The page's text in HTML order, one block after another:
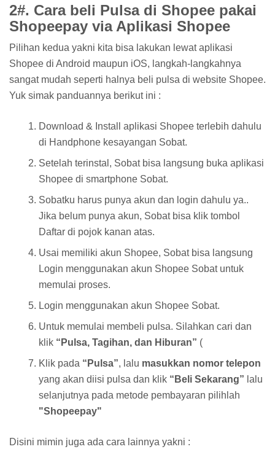
2#. Cara beli Pulsa di Shopee pakai
Shopeepay via Aplikasi Shopee
Pilihan kedua yakni kita bisa lakukan lewat aplikasi
Shopee di Android maupun iOS, langkah-langkahnya
sangat mudah seperti halnya beli pulsa di website Shopee.
Yuk simak panduannya berikut ini :
Download & Install aplikasi Shopee terlebih dahulu
di Handphone kesayangan Sobat.
Setelah terinstal, Sobat bisa langsung buka aplikasi
Shopee di smartphone Sobat.
Sobatku harus punya akun dan login dahulu ya..
Jika belum punya akun, Sobat bisa klik tombol
Daftar di pojok kanan atas.
Usai memiliki akun Shopee, Sobat bisa langsung
Login menggunakan akun Shopee Sobat untuk
memulai proses.
Login menggunakan akun Shopee Sobat.
Untuk memulai membeli pulsa. Silahkan cari dan
klik “Pulsa, Tagihan, dan Hiburan” (
Klik pada “Pulsa”, lalu masukkan nomor telepon
yang akan diisi pulsa dan klik “Beli Sekarang” lalu
selanjutnya pada metode pembayaran pilihlah
"Shopeepay"
Disini mimin juga ada cara lainnya yakni :